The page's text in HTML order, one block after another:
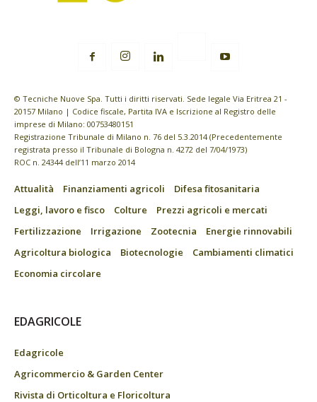
© Tecniche Nuove Spa. Tutti i diritti riservati. Sede legale Via Eritrea 21 -
20157 Milano | Codice fiscale, Partita IVA e Iscrizione al Registro delle
imprese di Milano: 00753480151
Registrazione Tribunale di Milano n. 76 del 5.3.2014 (Precedentemente
registrata presso il Tribunale di Bologna n. 4272 del 7/04/1973)
ROC n. 24344 dell’11 marzo 2014
Attualità Finanziamenti agricoli
Difesa fitosanitaria
Leggi, lavoro e fisco
Colture
Prezzi agricoli e mercati
Fertilizzazione
Irrigazione Zootecnia
Energie rinnovabili
Agricoltura biologica
Biotecnologie
Cambiamenti climatici
Economia circolare
EDAGRICOLE
Edagricole
Agricommercio & Garden Center
Rivista di Orticoltura e Floricoltura